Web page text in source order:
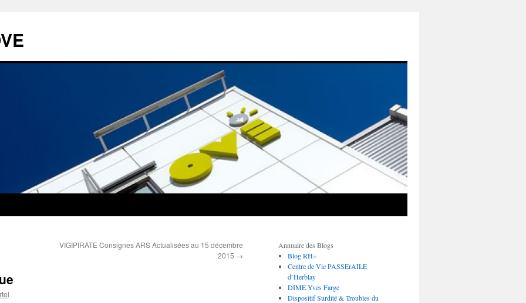
VIGIPIRATE Consignes ARS Actualisées au 15 décembre
2015 →
Annuaire des Blogs
Blog RH+
Centre de Vie PASSErAILE
d’Herblay
DIME Yves Farge
Dispositif Surdité & Troubles du